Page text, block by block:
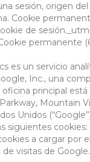
sesión, origen del
Cookie
de
permanente
es un servicio
Inc., una
principal está
Mountain
Unidos
siguientes cookies:
a cargar por
visitas de Google.